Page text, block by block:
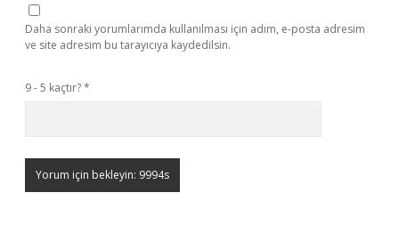
Daha sonraki yorumlarımda kullanılması için adım, e-posta adresim
ve site adresim bu tarayıcıya kaydedilsin.
9 - 5 kaçtır?*